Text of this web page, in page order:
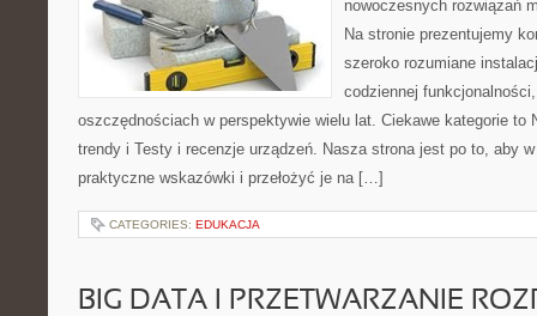
nowoczesnych rozwiązań
Na stronie prezentujemy
szeroko rozumiane
codziennej
oszczędnościach w perspektywie wielu lat. Ciekawe kategorie to
trendy i Testy i recenzje urządzeń. Nasza strona jest po to, aby
praktyczne wskazówki i przełożyć je na […]
CATEGORIES: EDUKACJA
BIG DATA I PRZETWARZANIE